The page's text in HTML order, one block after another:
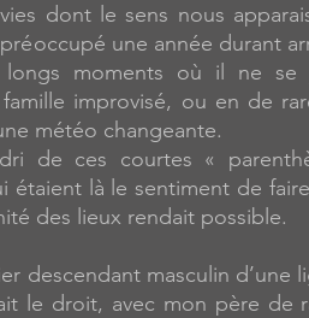
dont le sens nous
une année durant
longs moments où il ne
improvisé, ou en de
météo changeante.
de ces courtes «
étaient là le sentiment de
des lieux rendait possible.
descendant masculin d’une
le droit, avec mon père de